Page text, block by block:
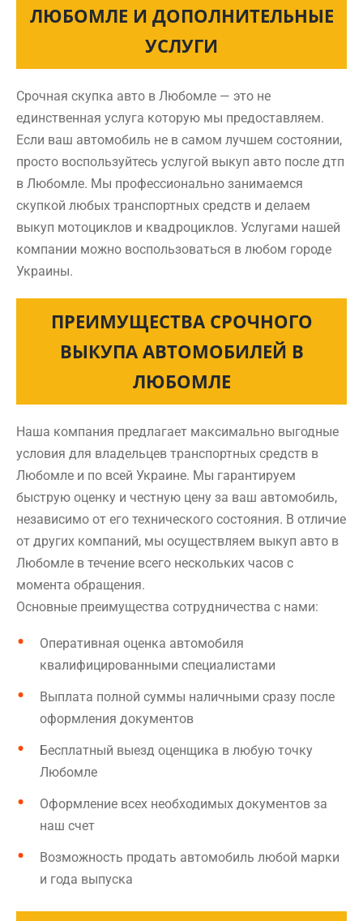
ЛЮБОМЛЕ И ДОПОЛНИТЕЛЬНЫЕ
УСЛУГИ
Срочная скупка авто в Любомле — это не
единственная услуга которую мы предоставляем.
Если ваш автомобиль не в самом лучшем состоянии,
просто воспользуйтесь услугой выкуп авто после дтп
в Любомле. Мы профессионально занимаемся
скупкой любых транспортных средств и делаем
выкуп мотоциклов и квадроциклов. Услугами нашей
компании можно воспользоваться в любом городе
Украины.
ПРЕИМУЩЕСТВА СРОЧНОГО
ВЫКУПА АВТОМОБИЛЕЙ В
ЛЮБОМЛЕ
Наша компания предлагает максимально выгодные
условия для владельцев транспортных средств в
Любомле и по всей Украине. Мы гарантируем
быструю оценку и честную цену за ваш автомобиль,
независимо от его технического состояния. В отличие
от других компаний, мы осуществляем выкуп авто в
Любомле в течение всего нескольких часов с
момента обращения.
Основные преимущества сотрудничества с нами:
Оперативная оценка автомобиля
квалифицированными специалистами
Выплата полной суммы наличными сразу после
оформления документов
Бесплатный выезд оценщика в любую точку
Любомле
Оформление всех необходимых документов за
наш счет
Возможность продать автомобиль любой марки
и года выпуска